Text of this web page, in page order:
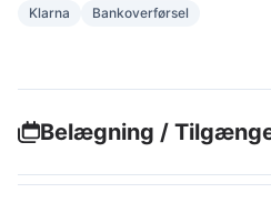
Klarna Bankoverførsel
Belægning /